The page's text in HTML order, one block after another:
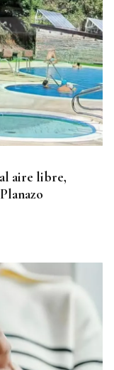
aire libre,